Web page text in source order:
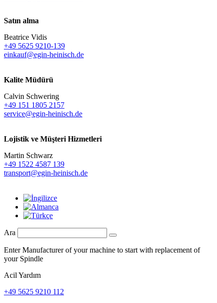
Satın alma
Beatrice Vidis
+49 5625 9210-139
einkauf@egin-heinisch.de
Kalite Müdürü
Calvin Schwering
+49 151 1805 2157
service@egin-heinisch.de
Lojistik ve Müşteri Hizmetleri
Martin Schwarz
+49 1522 4587 139
transport@egin-heinisch.de
Ara
Enter Manufacturer of your machine to start with replacement of
your Spindle
Acil Yardım
+49 5625 9210 112